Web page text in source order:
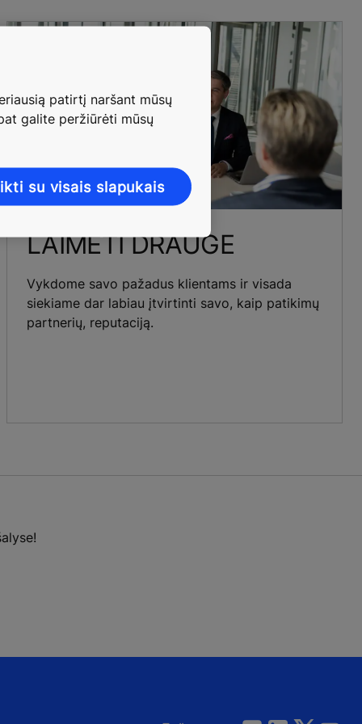
LAIMĖTI DRAUGE
Vykdome savo pažadus klientams ir visada
siekiame dar labiau įtvirtinti savo, kaip patikimų
partnerių, reputaciją.
patirtį naršant mūsų
galite peržiūrėti mūsų
su visais slapukais